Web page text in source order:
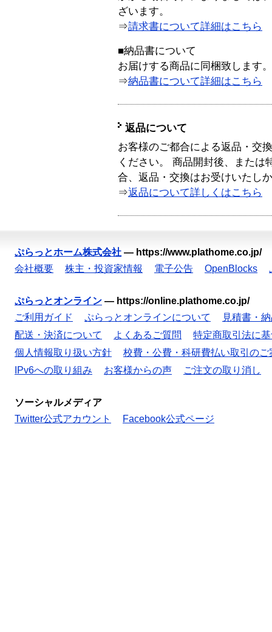
ざいます。
⇒請求書について詳細はこちら
■納品書について
お届けする商品に同梱致します。
⇒納品書について詳細はこちら
返品について
お客様のご都合による返品・交
ください。 商品開封後、または
合、返品・交換はお受けいたし
⇒返品について詳しくはこちら
ぷらっとホーム株式会社 — https://www.plathome.co.jp/
会社概要
株主・投資家情報 電子公告 OpenBlocks
ぷらっとオンライン — https://online.plathome.co.jp/
ご利用ガイド
ぷらっとオンラインについて
見積書・
配送・決済について
よくあるご質問
特定商取引法に
個人情報取り扱い方針
校費・公費・科研費払い取引のご
IPv6への取り組み
お客様からの声 ご注文の取り消し
ソーシャルメディア
Twitter公式アカウント
Facebook公式ページ